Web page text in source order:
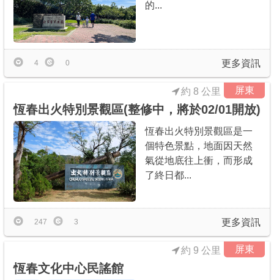
的...
更多資訊
4 0
屏東
恆春出火特別景觀區(整修中，將於02/01開放)
約 8 公里
恆春出火特別景觀區是一
個特色景點，地面因天然
氣從地底往上衝，而形成
了終日都...
更多資訊
247 3
屏東
恆春文化中心民謠館
約 9 公里